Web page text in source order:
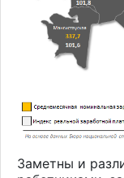
Заметны и